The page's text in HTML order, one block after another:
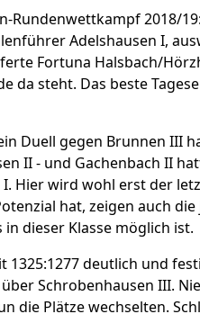
Rundenwettkampf 2018/
Adelshausen I,
Fortuna Halsbach/
steht. Das beste
Duell gegen Brunnen III
II - und Gachenbach II
Hier wird wohl erst der
hat, zeigen auch
dieser Klasse möglich ist.
deutlich und
Schrobenhausen III.
die Plätze wechselten.